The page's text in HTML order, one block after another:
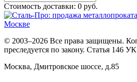
Стоимость доставки: 0 руб.
© 2003–2026 Все права защищены.
преследуется по закону. Статья 146
Москва, Дмитровское шоссе, д.85